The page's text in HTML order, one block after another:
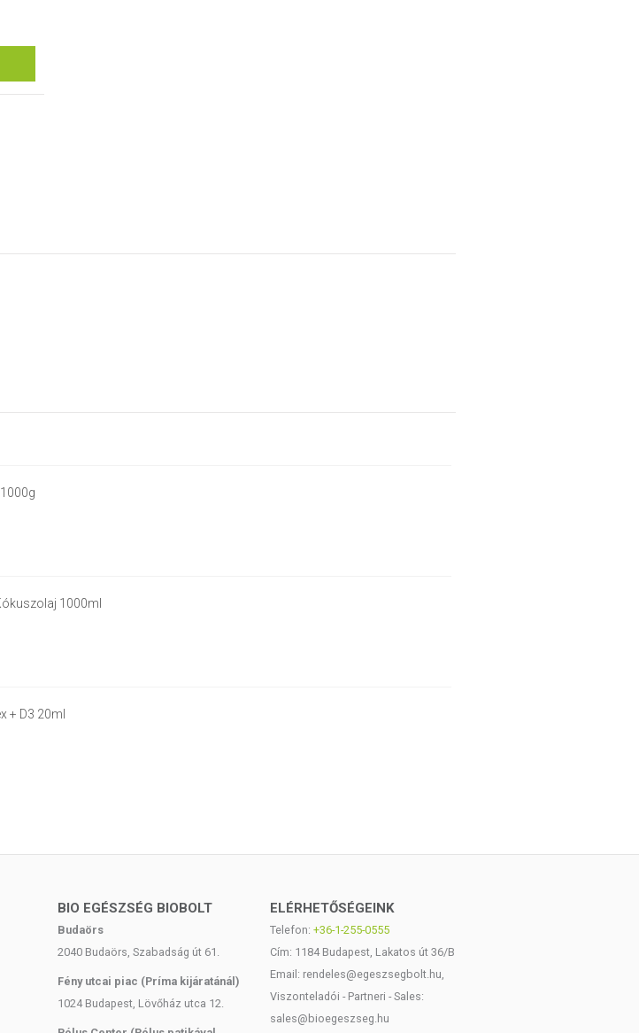
1000ml
+ D3 20ml
BIO EGÉSZSÉG BIOBOLT
Budaörs
2040 Budaörs, Szabadság út 61.
Fény utcai piac (Príma kijáratánál)
1024 Budapest, Lövőház utca 12.
ELÉRHETŐSÉGEINK
Telefon: +36-1-255-0555
Cím: 1184 Budapest, Lakatos út 36/B
Email: rendeles@egeszsegbolt.hu,
Viszonteladói - Partneri - Sales:
sales@bioegeszseg.hu